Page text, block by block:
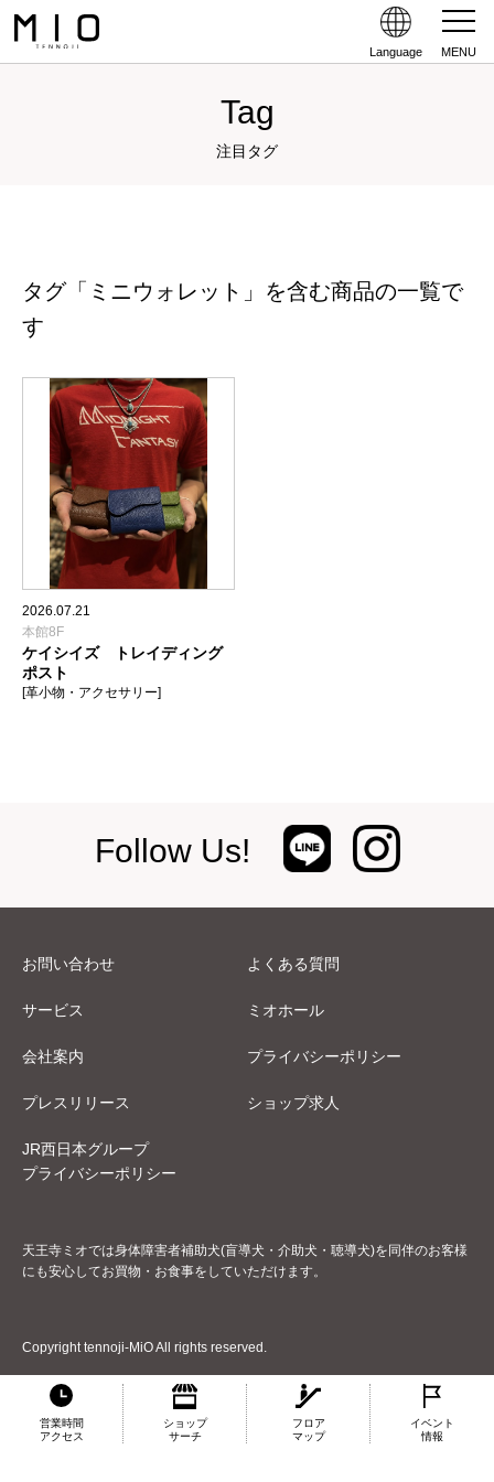
Language MENU
Tag
注目タグ
タグ「ミニウォレット」を含む商品の一覧で
す
2026.07.21
本館8F
ケイシイズ トレイディング
ポスト
[革小物・アクセサリー]
Follow Us!
営業時間
アクセス
ショップ
サーチ
フロア
マップ
イベント
情報
お問い合わせ よくある質問
サービス ミオホール
会社案内 プライバシーポリシー
プレスリリース ショップ求人
JR西日本グループ
プライバシーポリシー
天王寺ミオでは身体障害者補助犬(盲導犬・介助犬・聴導犬)を同伴のお客様
にも安心してお買物・お食事をしていただけます。
Copyright tennoji-MiO All rights reserved.